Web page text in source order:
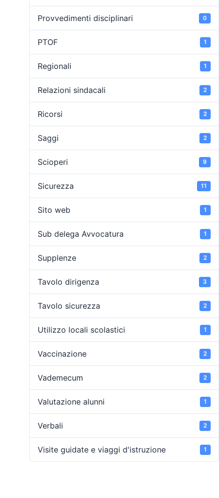
Provvedimenti disciplinari 0
PTOF 1
Regionali 1
Relazioni sindacali 2
Ricorsi 2
Saggi 2
Scioperi 9
Sicurezza 11
Sito web 1
Sub delega Avvocatura 1
Supplenze 2
Tavolo dirigenza 3
Tavolo sicurezza 2
Utilizzo locali scolastici 1
Vaccinazione 2
Vademecum 2
Valutazione alunni 1
Verbali 2
Visite guidate e viaggi d'istruzione 1